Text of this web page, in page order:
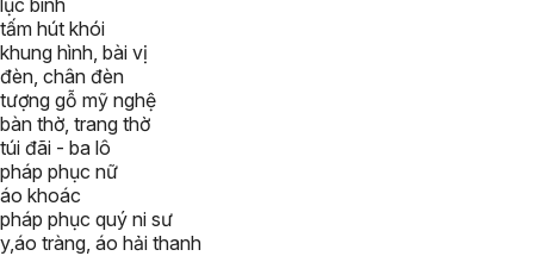
lục bình
tấm hút khói
khung hình, bài vị
đèn, chân đèn
tượng gỗ mỹ nghệ
bàn thờ, trang thờ
túi đãi - ba lô
pháp phục nữ
áo khoác
pháp phục quý ni sư
y,áo tràng, áo hải thanh